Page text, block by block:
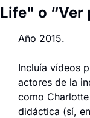
Life" o “Ver
Año 2015.
Incluía vídeos
actores de la
como
didáctica (sí,